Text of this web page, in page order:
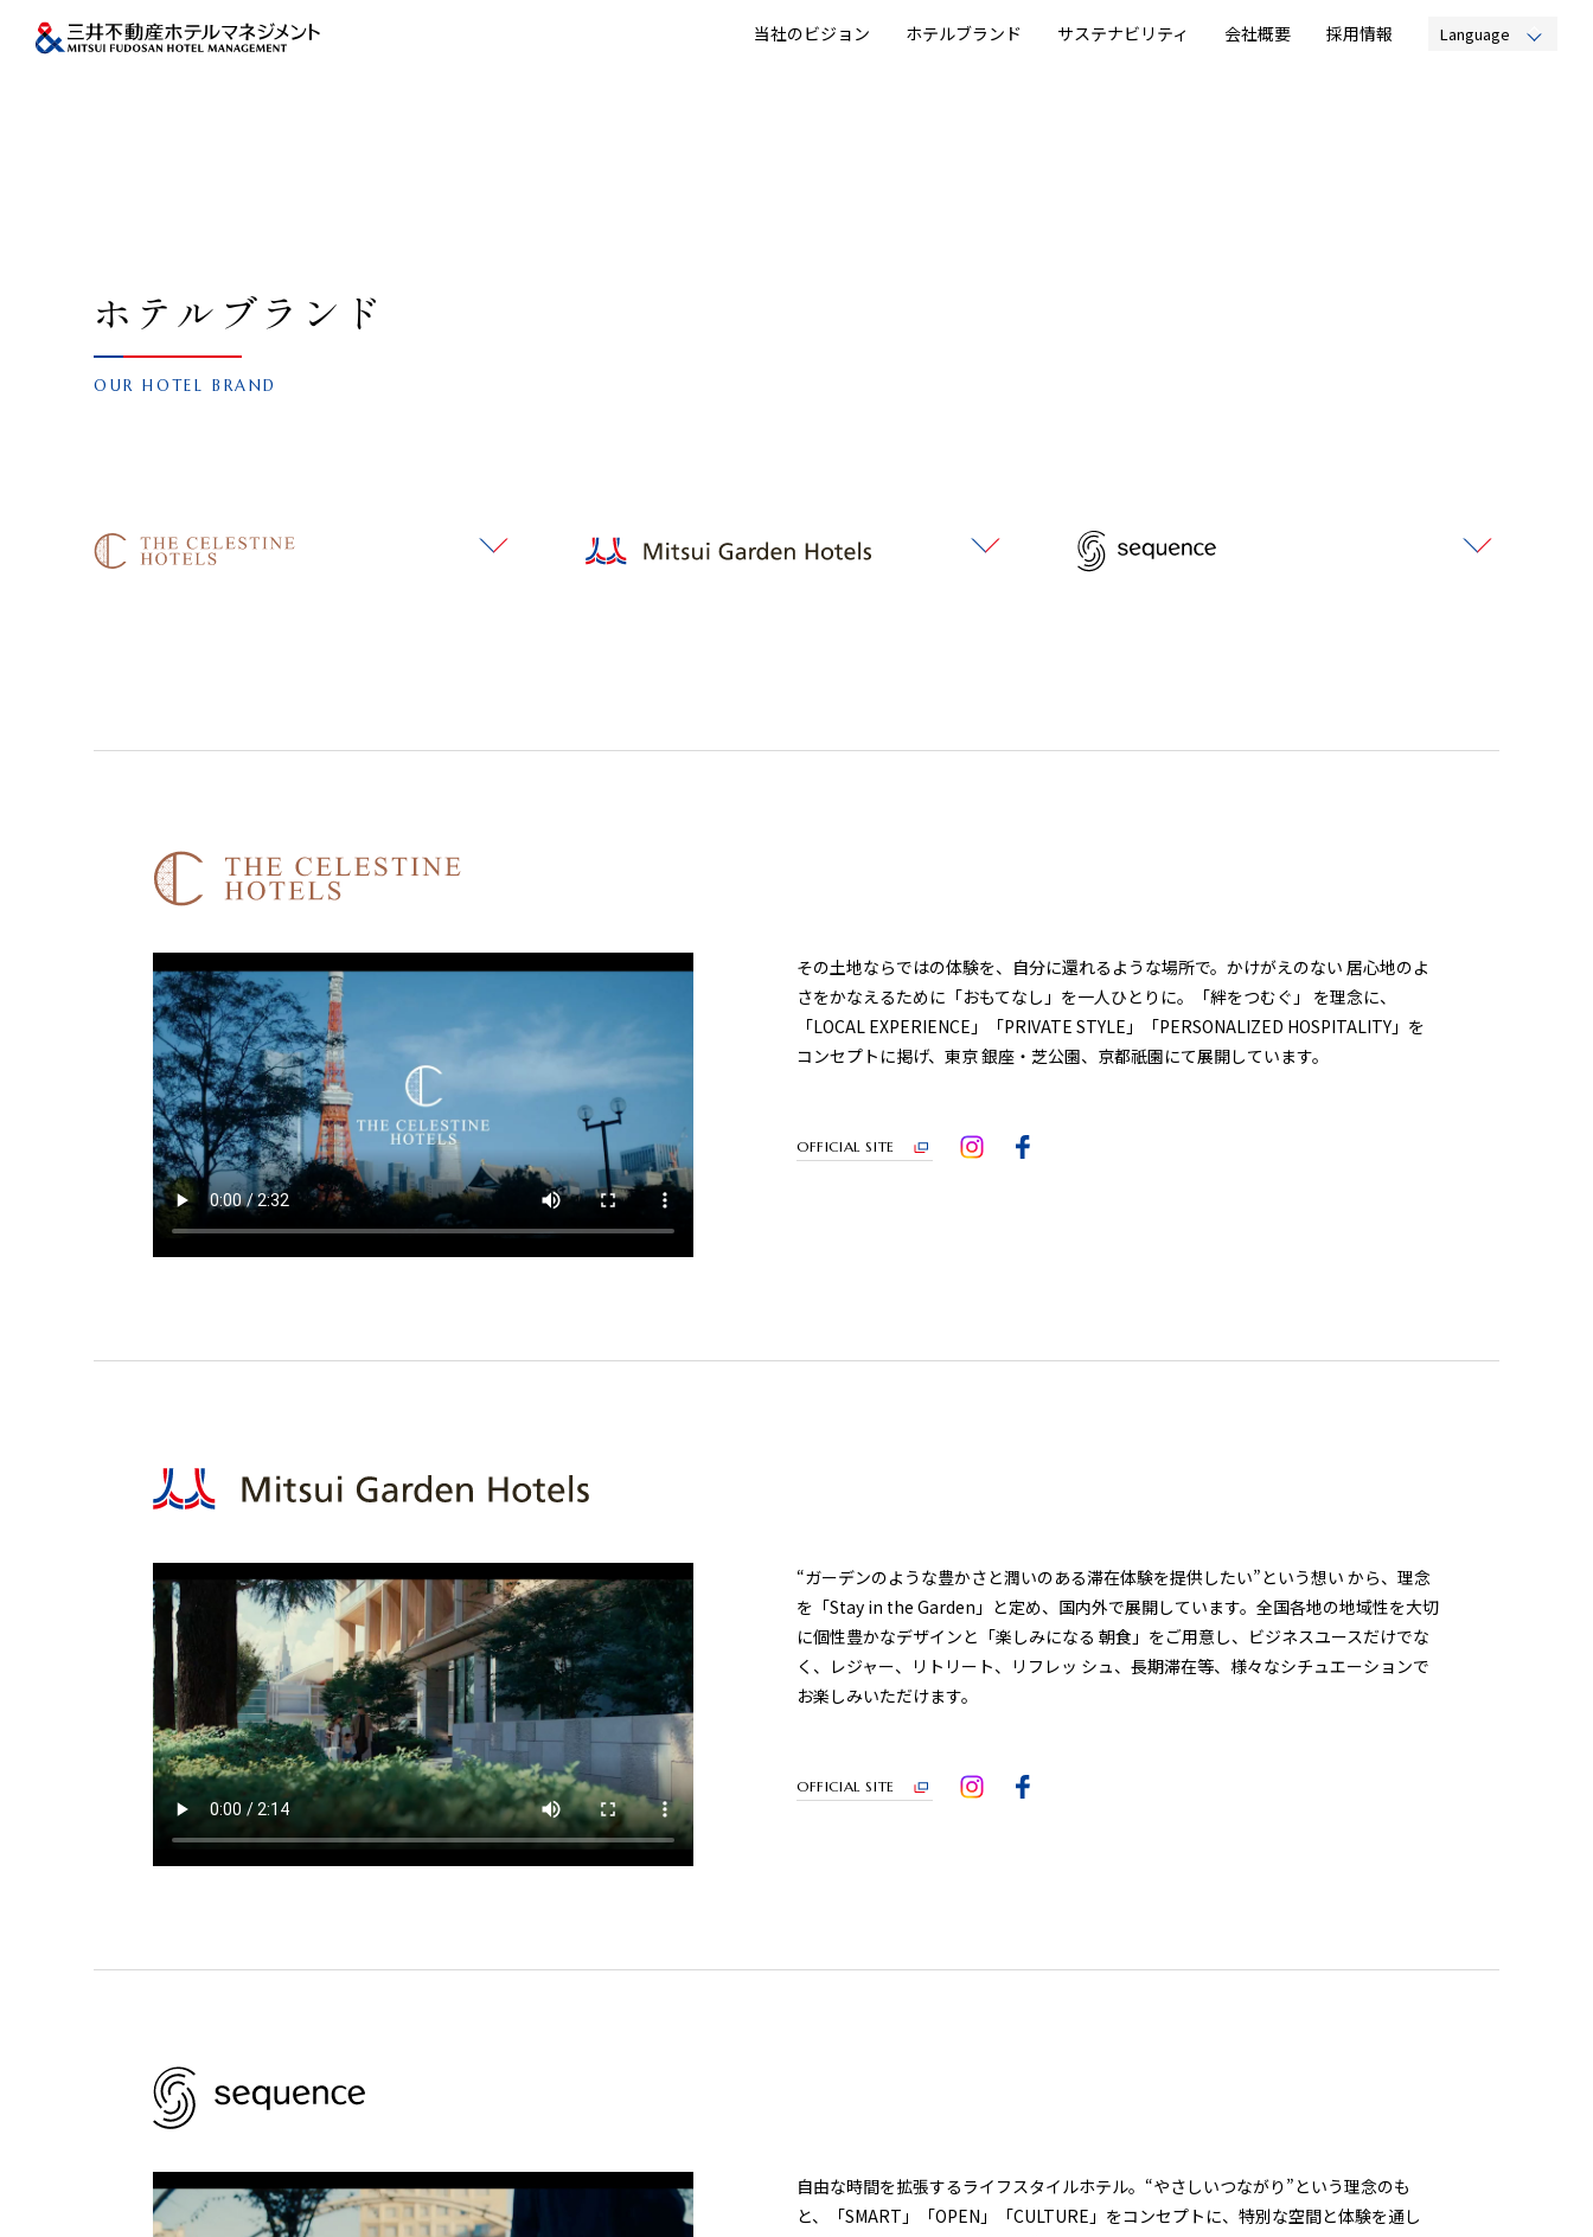
当社のビジョン ホテルブランド サステナビリティ 会社概要 採用情報 Language
ホテルブランド
OUR HOTEL BRAND
その土地ならではの体験を、自分に還れるような場所で。かけがえのない 居心地のよ
さをかなえるために「おもてなし」を一人ひとりに。「絆をつむぐ」 を理念に、
「LOCAL EXPERIENCE」「PRIVATE STYLE」「PERSONALIZED HOSPITALITY」を
コンセプトに掲げ、東京 銀座・芝公園、京都祇園にて展開しています。
OFFICIAL SITE
“ガーデンのような豊かさと潤いのある滞在体験を提供したい”という想い から、理念
を「Stay in the Garden」と定め、国内外で展開しています。全国各地の地域性を大切
に個性豊かなデザインと「楽しみになる 朝食」をご用意し、ビジネスユースだけでな
く、レジャー、リトリート、リフレッ シュ、長期滞在等、様々なシチュエーションで
お楽しみいただけます。
OFFICIAL SITE
自由な時間を拡張するライフスタイルホテル。“やさしいつながり”という理念のも
と、「SMART」「OPEN」「CULTURE」をコンセプトに、特別な空間と体験を通し